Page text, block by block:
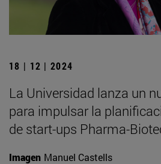
18 | 12 | 2024
La Universidad lanza un
para impulsar la
de start-ups Pharma-
Imagen Manuel Castells